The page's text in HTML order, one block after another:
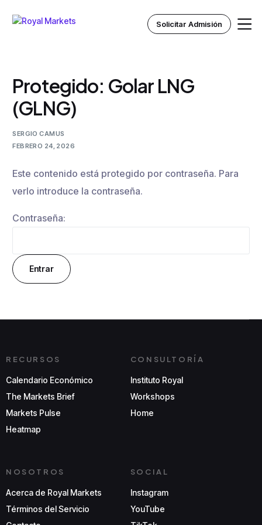
Solicitar Admisión
Protegido: Golar LNG
(GLNG)
SERGIO CAMUS
FEBRERO 24, 2026
Este contenido está protegido por contraseña. Para
verlo introduce la contraseña.
Contraseña:
RECURSOS
Calendario Económico
The Markets Brief
Markets Pulse
Heatmap
CONSULTORÍA
Instituto Royal
Workshops
Home
NOSOTROS
Acerca de Royal Markets
Términos del Servicio
SOCIAL
Instagram
YouTube
Inicio
Recursos